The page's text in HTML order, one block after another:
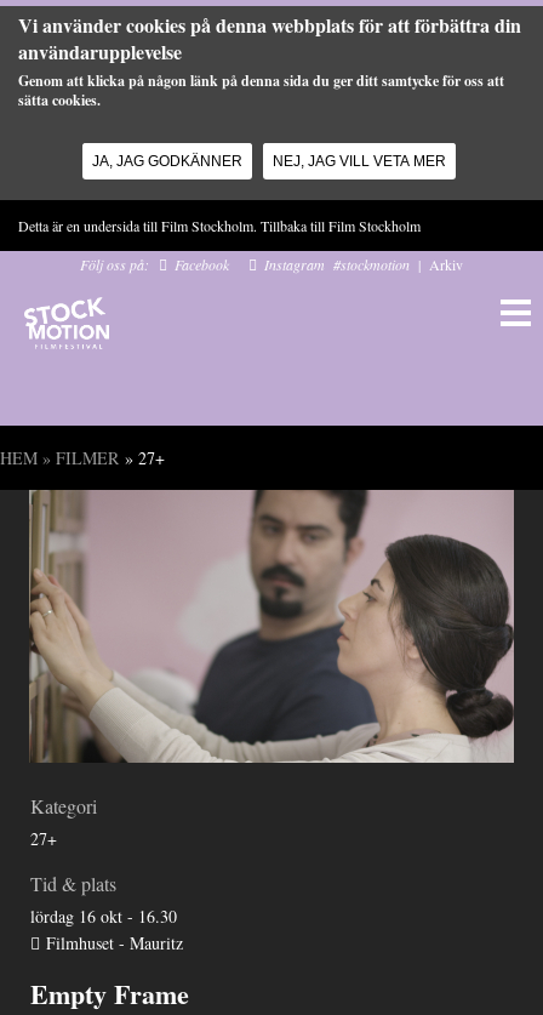
Vi använder cookies på denna webbplats för att förbättra din
användarupplevelse
Genom att klicka på någon länk på denna sida du ger ditt samtycke för oss att
sätta cookies.
JA, JAG GODKÄNNER NEJ, JAG VILL VETA MER
Detta är en undersida till Film Stockholm. Tillbaka tillFilm Stockholm
Följ oss på:
Facebook Instagram #stockmotion | Arkiv
Du är här
HEM » FILMER » 27+
Kategori
27+
Tid & plats
lördag 16 okt - 16.30
Filmhuset - Mauritz
Empty Frame